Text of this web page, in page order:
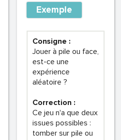
Exemple
Consigne :
Jouer à pile ou face,
est-ce une
expérience
aléatoire ?
Correction :
Ce jeu n'a que deux
issues possibles :
tomber sur pile ou